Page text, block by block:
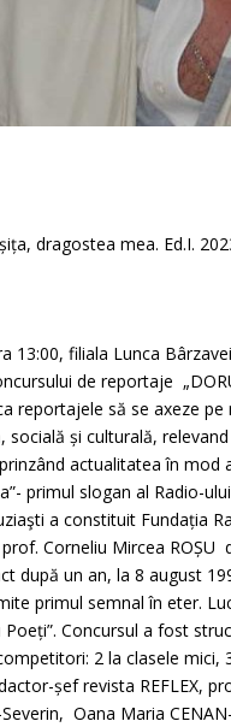
dragostea mea. Ed.I.
13:00, filiala Lunca
de reportaje
reportajele să se axeze
și culturală,
actualitatea în
primul slogan al Radio-
a constituit Fundația
Corneliu Mircea
după un an, la 8 august
primul semnal în eter.
Concursul a fost
2 la clasele
șef revista REFLEX,
Oana Maria